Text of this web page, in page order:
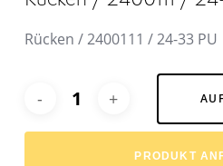
Rücken / 2400111 / 24-33 PU
PRODUKT